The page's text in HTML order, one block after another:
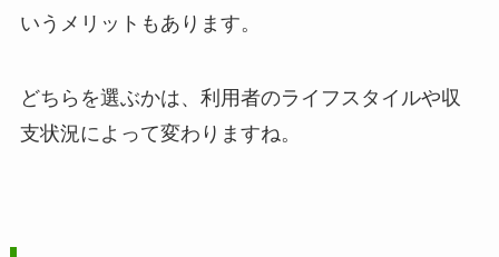
いうメリットもあります。
どちらを選ぶかは、利用者のライフスタイルや収
支状況によって変わりますね。